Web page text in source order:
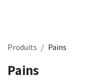
Produits Pains
Pains